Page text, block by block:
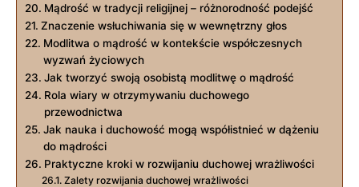
Mądrość w tradycji religijnej – różnorodność​ podejść
Znaczenie wsłuchiwania się w​ wewnętrzny głos
Modlitwa o mądrość w kontekście współczesnych
wyzwań życiowych
Jak tworzyć swoją osobistą modlitwę o ⁤mądrość
Rola wiary w otrzymywaniu duchowego
przewodnictwa
Jak nauka i duchowość mogą współistnieć w dążeniu
do mądrości
Praktyczne kroki w rozwijaniu duchowej wrażliwości
Zalety rozwijania duchowej wrażliwości